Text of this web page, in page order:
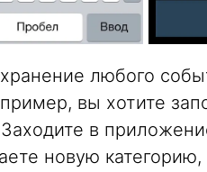
любого
вы хотите
в
новую категорию,